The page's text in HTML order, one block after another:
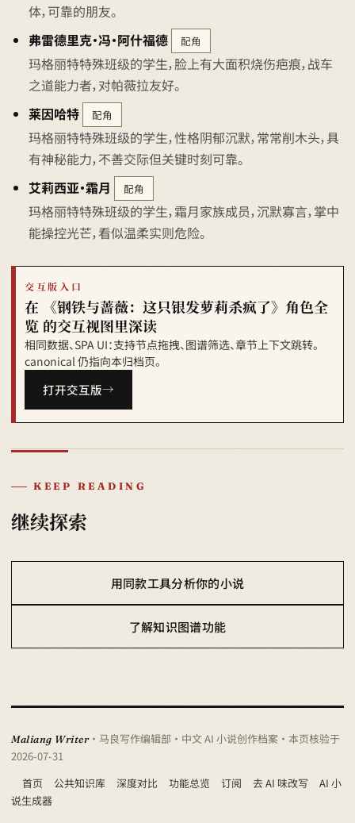
体，可靠的朋友。
弗雷德里克·冯·阿什福德
配角
玛格丽特特殊班级的学生，脸上有大面积烧伤疤痕，战车
之道能力者，对帕薇拉友好。
莱因哈特
配角
玛格丽特特殊班级的学生，性格阴郁沉默，常常削木头，具
有神秘能力，不善交际但关键时刻可靠。
艾莉西亚·霜月
配角
玛格丽特特殊班级的学生，霜月家族成员，沉默寡言，掌中
能操控光芒，看似温柔实则危险。
交互版入口
在 《钢铁与蔷薇：这只银发萝莉杀疯了》角色全
览 的交互视图里深读
相同数据、SPA UI：支持节点拖拽、图谱筛选、章节上下文跳转。
canonical 仍指向本归档页。
打开交互版
KEEP READING
继续探索
用同款工具分析你的小说
了解知识图谱功能
Maliang Writer · 马良写作编辑部 · 中文 AI 小说创作档案 · 本页核验于
2026-07-31
首页
公共知识库 深度对比 功能总览 订阅 去 AI 味改写
AI 小
说生成器